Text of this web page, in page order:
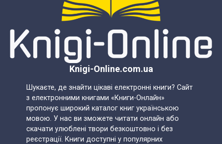
Knigi-Online.com.ua
Шукаєте, де знайти цікаві електронні книги? Сайт
з електронними книгами «Книги-Онлайн»
пропонує широкий каталог книг українською
мовою. У нас ви зможете читати онлайн або
скачати улюблені твори безкоштовно і без
реєстрації. Книги доступні у популярних